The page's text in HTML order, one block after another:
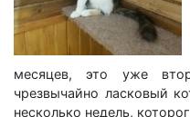
месяцев, это уже
чрезвычайно ласковый
несколько недель,